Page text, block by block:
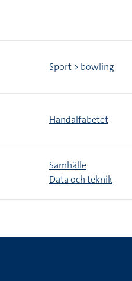
Sport > bowling
Handalfabetet
Samhälle
Data och teknik